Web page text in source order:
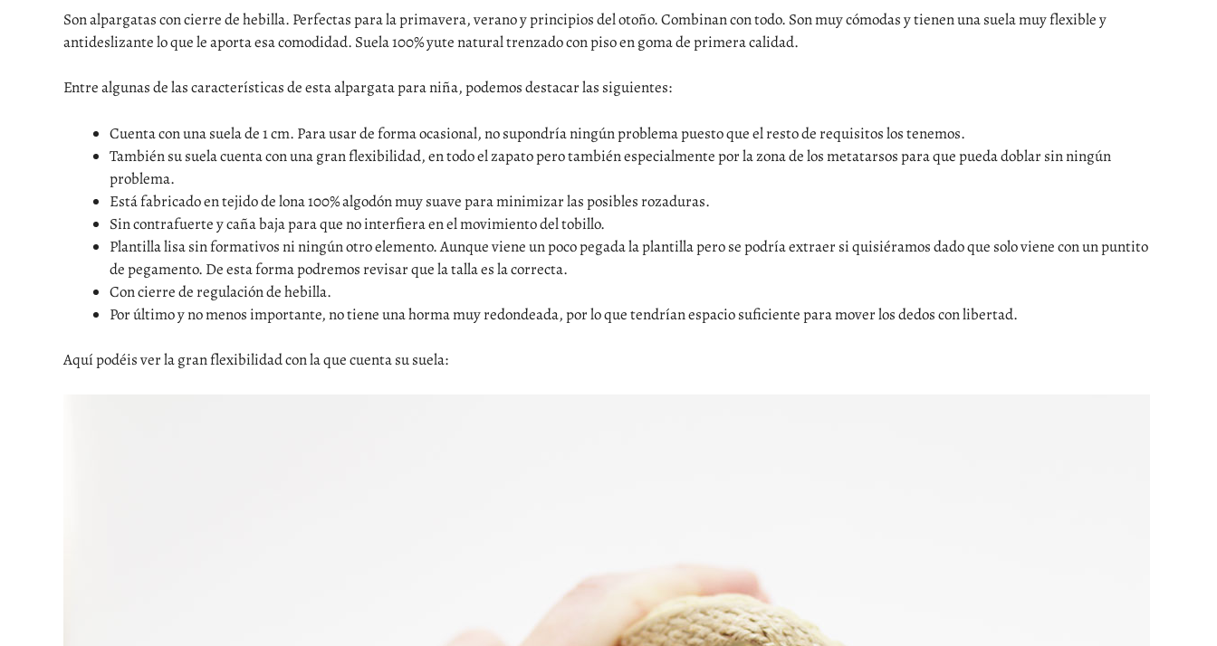
Son alpargatas con cierre de hebilla. Perfectas para la primavera, verano y principios del otoño. Combinan con todo. Son muy cómodas y tienen una suela muy flexible y
antideslizante lo que le aporta esa comodidad. Suela 100% yute natural trenzado con piso en goma de primera calidad.
Entre algunas de las características de esta alpargata para niña, podemos destacar las siguientes:
Cuenta con una suela de 1 cm. Para usar de forma ocasional, no supondría ningún problema puesto que el resto de requisitos los tenemos.
También su suela cuenta con una gran flexibilidad, en todo el zapato pero también especialmente por la zona de los metatarsos para que pueda doblar sin ningún
problema.
Está fabricado en tejido de lona 100% algodón muy suave para minimizar las posibles rozaduras.
Sin contrafuerte y caña baja para que no interfiera en el movimiento del tobillo.
Plantilla lisa sin formativos ni ningún otro elemento. Aunque viene un poco pegada la plantilla pero se podría extraer si quisiéramos dado que solo viene con un puntito
de pegamento. De esta forma podremos revisar que la talla es la correcta.
Con cierre de regulación de hebilla.
Por último y no menos importante, no tiene una horma muy redondeada, por lo que tendrían espacio suficiente para mover los dedos con libertad.
Aquí podéis ver la gran flexibilidad con la que cuenta su suela: